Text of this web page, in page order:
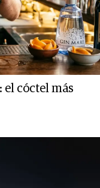
el cóctel más